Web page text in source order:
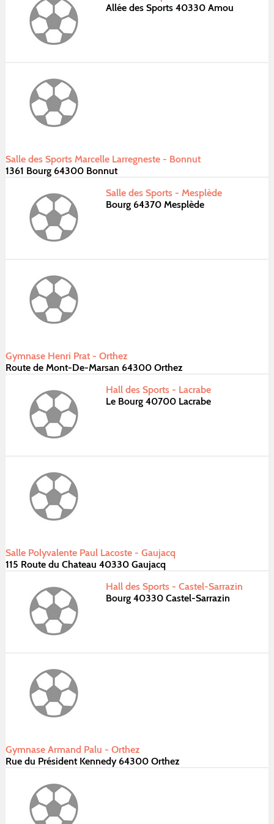
Allée des Sports 40330 Amou
Salle des Sports Marcelle Larregneste - Bonnut
1361 Bourg 64300 Bonnut
Salle des Sports - Mesplède
Bourg 64370 Mesplède
Gymnase Henri Prat - Orthez
Route de Mont-De-Marsan 64300 Orthez
Hall des Sports - Lacrabe
Le Bourg 40700 Lacrabe
Salle Polyvalente Paul Lacoste - Gaujacq
115 Route du Chateau 40330 Gaujacq
Hall des Sports - Castel-Sarrazin
Bourg 40330 Castel-Sarrazin
Gymnase Armand Palu - Orthez
Rue du Président Kennedy 64300 Orthez